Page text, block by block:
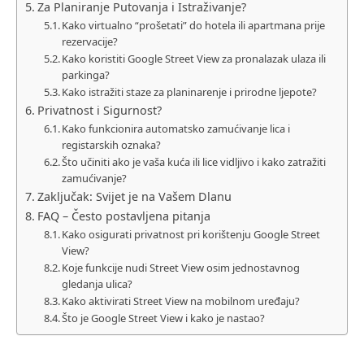
Za Planiranje Putovanja i Istraživanje?
Kako virtualno “prošetati” do hotela ili apartmana prije
rezervacije?
Kako koristiti Google Street View za pronalazak ulaza ili
parkinga?
Kako istražiti staze za planinarenje i prirodne ljepote?
Privatnost i Sigurnost?
Kako funkcionira automatsko zamućivanje lica i
registarskih oznaka?
Što učiniti ako je vaša kuća ili lice vidljivo i kako zatražiti
zamućivanje?
Zaključak: Svijet je na Vašem Dlanu
FAQ – Često postavljena pitanja
Kako osigurati privatnost pri korištenju Google Street
View?
Koje funkcije nudi Street View osim jednostavnog
gledanja ulica?
Kako aktivirati Street View na mobilnom uređaju?
Što je Google Street View i kako je nastao?